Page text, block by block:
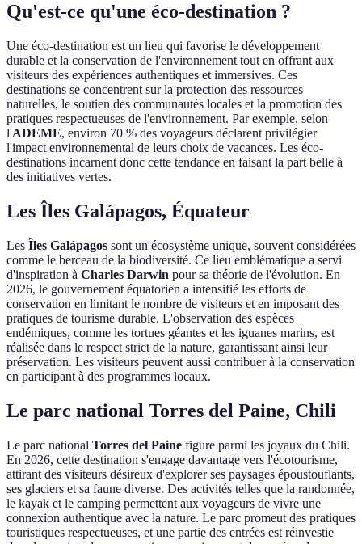
Qu'est-ce qu'une éco-destination ?
Une éco-destination est un lieu qui favorise le développement
durable et la conservation de l'environnement tout en offrant aux
visiteurs des expériences authentiques et immersives. Ces
destinations se concentrent sur la protection des ressources
naturelles, le soutien des communautés locales et la promotion des
pratiques respectueuses de l'environnement. Par exemple, selon
l'ADEME, environ 70 % des voyageurs déclarent privilégier
l'impact environnemental de leurs choix de vacances. Les éco-
destinations incarnent donc cette tendance en faisant la part belle à
des initiatives vertes.
Les Îles Galápagos, Équateur
Les Îles Galápagos sont un écosystème unique, souvent considérées
comme le berceau de la biodiversité. Ce lieu emblématique a servi
d'inspiration à Charles Darwin pour sa théorie de l'évolution. En
2026, le gouvernement équatorien a intensifié les efforts de
conservation en limitant le nombre de visiteurs et en imposant des
pratiques de tourisme durable. L'observation des espèces
endémiques, comme les tortues géantes et les iguanes marins, est
réalisée dans le respect strict de la nature, garantissant ainsi leur
préservation. Les visiteurs peuvent aussi contribuer à la conservation
en participant à des programmes locaux.
Le parc national Torres del Paine, Chili
Le parc national Torres del Paine figure parmi les joyaux du Chili.
En 2026, cette destination s'engage davantage vers l'écotourisme,
attirant des visiteurs désireux d'explorer ses paysages époustouflants,
ses glaciers et sa faune diverse. Des activités telles que la randonnée,
le kayak et le camping permettent aux voyageurs de vivre une
connexion authentique avec la nature. Le parc promeut des pratiques
touristiques respectueuses, et une partie des entrées est réinvestie